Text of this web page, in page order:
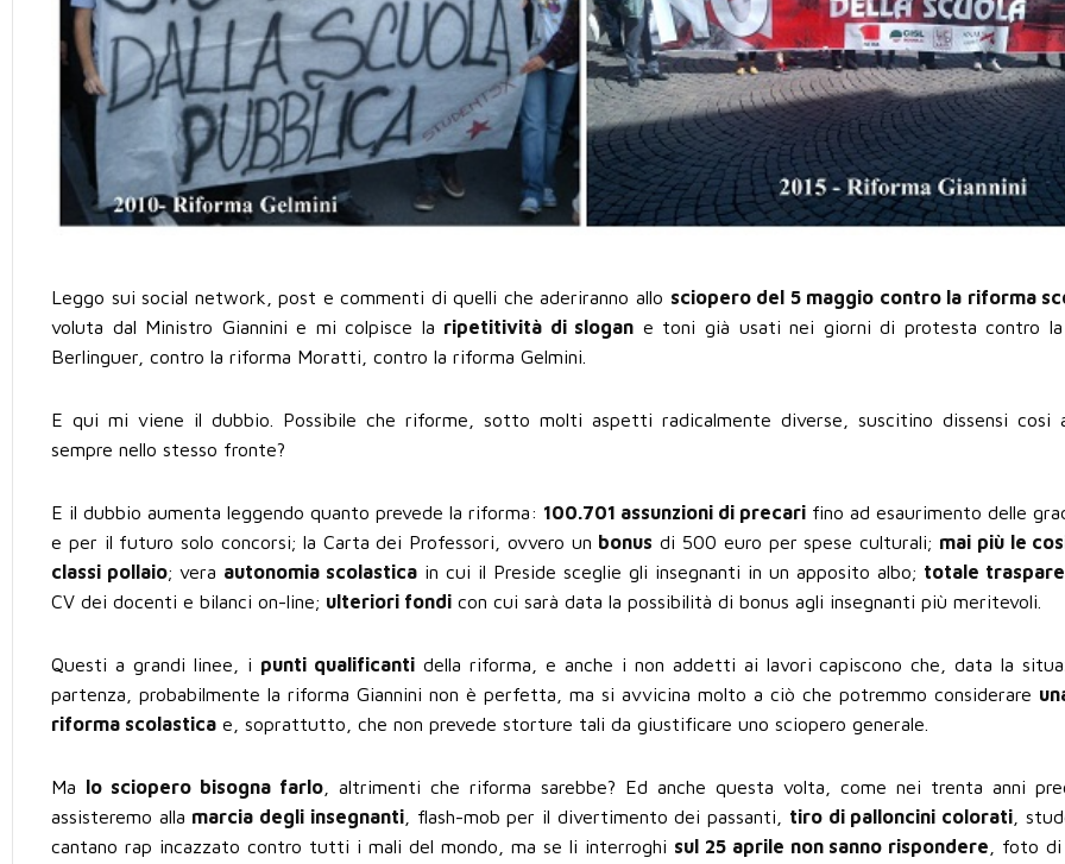
Leggo sui social network, post e commenti di quelli che aderiranno allo sciopero del 5 maggio contro la riforma
voluta dal Ministro Giannini e mi colpisce la ripetitività di slogan e toni già usati nei giorni di protesta contro
Berlinguer, contro la riforma Moratti, contro la riforma Gelmini.
E qui mi viene il dubbio. Possibile che riforme, sotto molti aspetti radicalmente diverse, suscitino dissensi cosi
sempre nello stesso fronte?
E il dubbio aumenta leggendo quanto prevede la riforma: 100.701 assunzioni di precari fino ad esaurimento delle
e per il futuro solo concorsi; la Carta dei Professori, ovvero un bonus di 500 euro per spese culturali; mai più le
classi pollaio; vera autonomia scolastica in cui il Preside sceglie gli insegnanti in un apposito albo; totale
CV dei docenti e bilanci on-line; ulteriori fondi con cui sarà data la possibilità di bonus agli insegnanti più meritevoli.
Questi a grandi linee, i punti qualificantidella riforma, e anche i non addetti ai lavori capiscono che, data la
partenza, probabilmente la riforma Giannini non è perfetta, ma si avvicina molto a ciò che potremmo considerare
riforma scolastica e, soprattutto, che non prevede storture tali da giustificare uno sciopero generale.
Ma lo sciopero bisogna farlo , altrimenti che riforma sarebbe? Ed anche questa volta, come nei trenta anni
assisteremo alla marcia degli insegnanti, flash-mob per il divertimento dei passanti, tiro di palloncini colorati,
cantano rap incazzato contro tutti i mali del mondo, ma se li interroghi sul 25 aprile non sanno rispondere , foto